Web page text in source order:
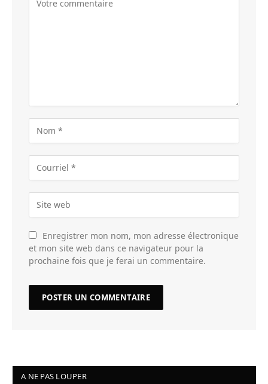
Enregistrer mon nom, mon adresse électronique
et mon site web dans ce navigateur pour la
prochaine fois que je ferai un commentaire.
A NE PAS LOUPER